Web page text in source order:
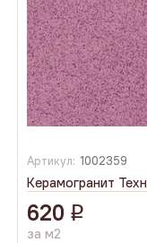
Артикул: 1002359
Керамогранит
620 q
за м2